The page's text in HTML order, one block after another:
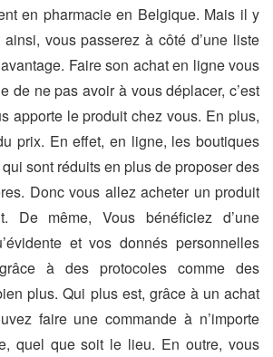
en pharmacie en Belgique. Mais il y
ainsi, vous passerez à côté d’une liste
Faire son achat en ligne vous
de ne pas avoir à vous déplacer, c’est
apporte le produit chez vous. En plus,
prix. En effet, en ligne, les boutiques
sont réduits en plus de proposer des
Donc vous allez acheter un produit
De même, Vous bénéficiez d’une
et vos donnés personnelles
à des protocoles comme des
plus. Qui plus est, grâce à un achat
faire une commande à n’importe
quel que soit le lieu. En outre, vous